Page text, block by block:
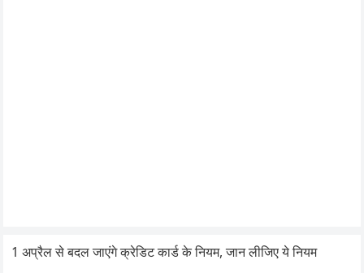
1 अप्रैल से बदल जाएंगे क्रेडिट कार्ड के नियम, जान लीजिए ये नियम